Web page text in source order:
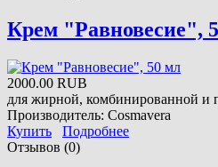
Крем "Равновесие",
2000.00 RUB
для жирной, комбинированной и
Производитель: Cosmavera
Купить
Подробнее
Отзывов (0)